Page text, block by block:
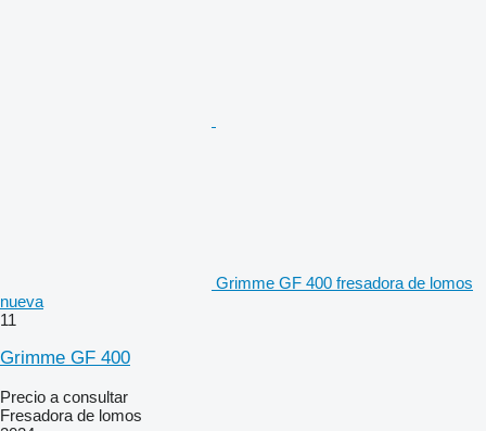
Grimme GF 400 fresadora de lomos
nueva
11
Grimme GF 400
Precio a consultar
Fresadora de lomos